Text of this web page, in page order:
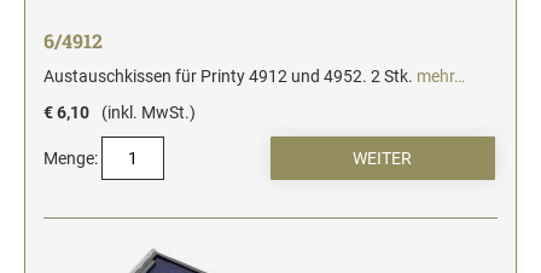
6/4912
Austauschkissen für Printy 4912 und 4952. 2 Stk. mehr…
€ 6,10
(inkl. MwSt.)
Menge: